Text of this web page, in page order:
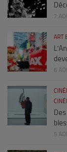
7
ART
6
5